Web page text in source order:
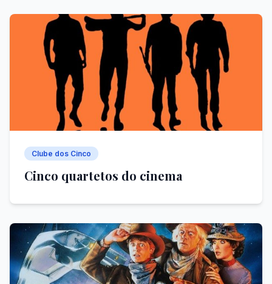
Clube dos Cinco
Cinco quartetos do cinema